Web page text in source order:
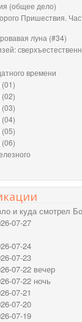
(общее дело)
Пришествия.
луна (#34)
времени
и куда смотрел
07-27
07-24
07-23
07-22 вечер
07-22 ночь
07-21
07-20
07-19